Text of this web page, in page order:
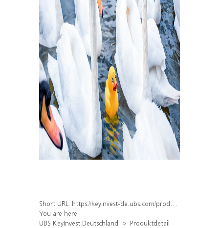
Short URL: https://keyinvest-de.ubs.com/produkt/detail/index/isin/DE000WA5NCS1
You are here:
UBS KeyInvest Deutschland
Produktdetail